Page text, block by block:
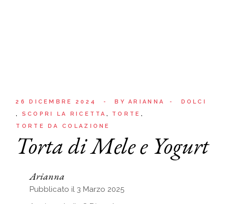
26 DICEMBRE 2024 BY ARIANNA
DOLCI
SCOPRI LA RICETTA
TORTE
TORTE DA COLAZIONE
Torta di Mele e Yogurt
Arianna
Pubblicato il 3 Marzo 2025